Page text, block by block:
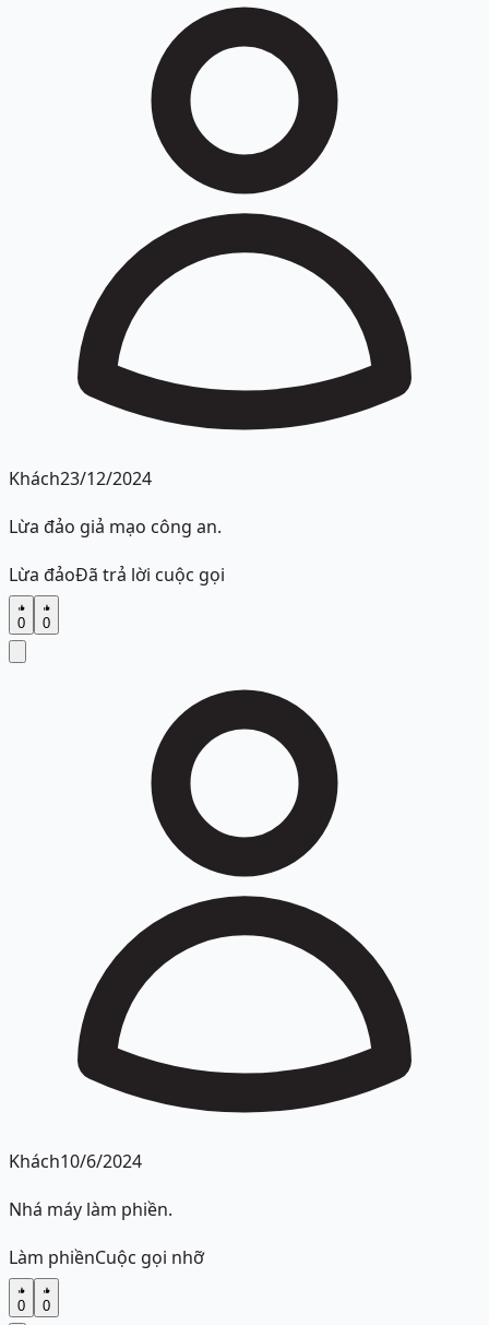
Khách23/12/2024
Lừa đảo giả mạo công an.
Lừa đảoĐã trả lời cuộc gọi
0 0
Khách10/6/2024
Nhá máy làm phiền.
Làm phiềnCuộc gọi nhỡ
0 0